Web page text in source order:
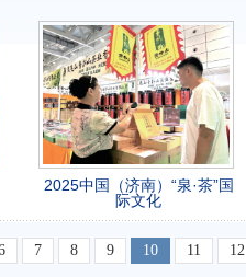
2025中国（济南）“泉·茶”国
际文化
7 8 9 10 11 12